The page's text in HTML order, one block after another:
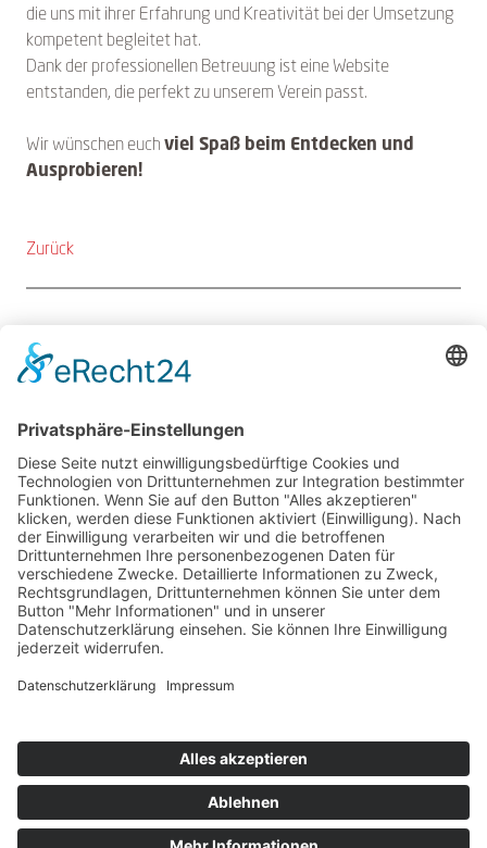
die uns mit ihrer Erfahrung und Kreativität bei der Umsetzung
kompetent begleitet hat.
Dank der professionellen Betreuung ist eine Website
entstanden, die perfekt zu unserem Verein passt.
Wir wünschen euch viel Spaß beim Entdecken und
Ausprobieren!
Zurück
Wolfertschwenden
info(at)bsc-wolfertschwenden.de
wolfertschwenden.de
© 2026 BSC Wolfertschwenden